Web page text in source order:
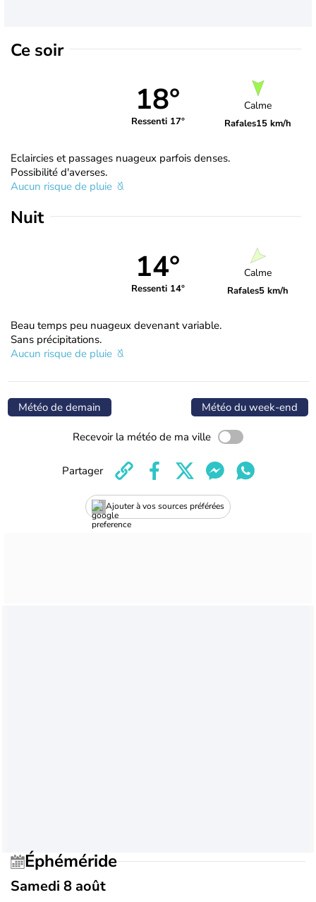
Ce soir
18°
Ressenti 17°
Calme
Rafales15 km/h
Eclaircies et passages nuageux parfois denses.
Possibilité d'averses.
Aucun risque de pluie
Nuit
14°
Ressenti 14°
Calme
Rafales5 km/h
Beau temps peu nuageux devenant variable.
Sans précipitations.
Aucun risque de pluie
Météo de demain Météo du week-end
Recevoir la météo de ma ville
Ajouter à vos sources préférées
Partager
Éphéméride
Samedi 8 août